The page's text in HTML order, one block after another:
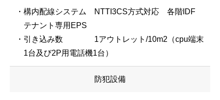
・構内配線システム NTTI3CS方式対応 各階IDF
テナント専用EPS
・引き込み数 1アウトレット/10m2（cpu端末
1台及び2P用電話機1台）
防犯設備